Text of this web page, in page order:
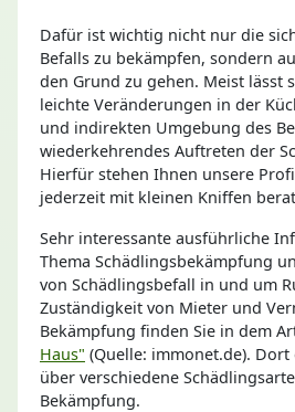
Dafür ist wichtig nicht nur die
Befalls zu bekämpfen, sondern
den Grund zu gehen. Meist lässt
leichte Veränderungen in der
und indirekten Umgebung des
wiederkehrendes Auftreten der
Hierfür stehen Ihnen unsere
jederzeit mit kleinen Kniffen
Sehr interessante ausführliche
Thema Schädlingsbekämpfung
von Schädlingsbefall in und um
Zuständigkeit von Mieter und
Bekämpfung finden Sie in dem
Haus" (Quelle: immonet.de). Dort
über verschiedene
Bekämpfung.